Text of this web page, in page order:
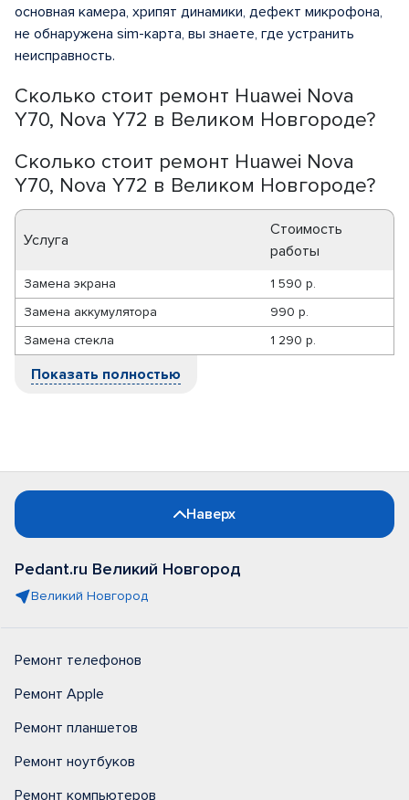
Сколько стоит ремонт Huawei Nova
Y70, Nova Y72 в Великом Новгороде?
Сколько стоит ремонт Huawei Nova
Y70, Nova Y72 в Великом Новгороде?
Услуга
Стоимость
работы
Замена экрана
1 590 р.
Замена аккумулятора
990 р.
Замена стекла
1 290 р.
Показать полностью
основная камера, хрипят динамики, дефект микрофона,
не обнаружена sim-карта, вы знаете, где устранить
неисправность.
Наверх
Pedant.ru Великий Новгород
Великий Новгород
Ремонт телефонов
Ремонт Apple
Ремонт планшетов
Ремонт ноутбуков
Ремонт компьютеров